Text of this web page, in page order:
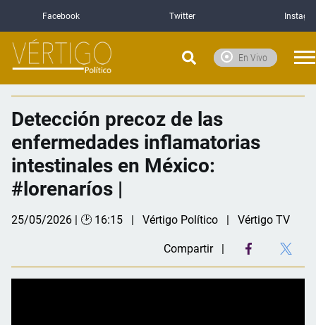
Facebook Twitter
En Vivo
Detección precoz de las
enfermedades inflamatorias
intestinales en México:
#lorenaríos |
25/05/2026 | 🕑 16:15 Vértigo Político Vértigo TV
Compartir